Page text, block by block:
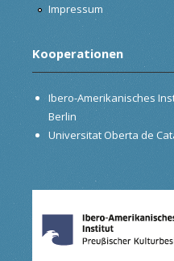
Impressum
Kooperationen
Ibero-Amerikanisches
Berlin
Universitat Oberta de